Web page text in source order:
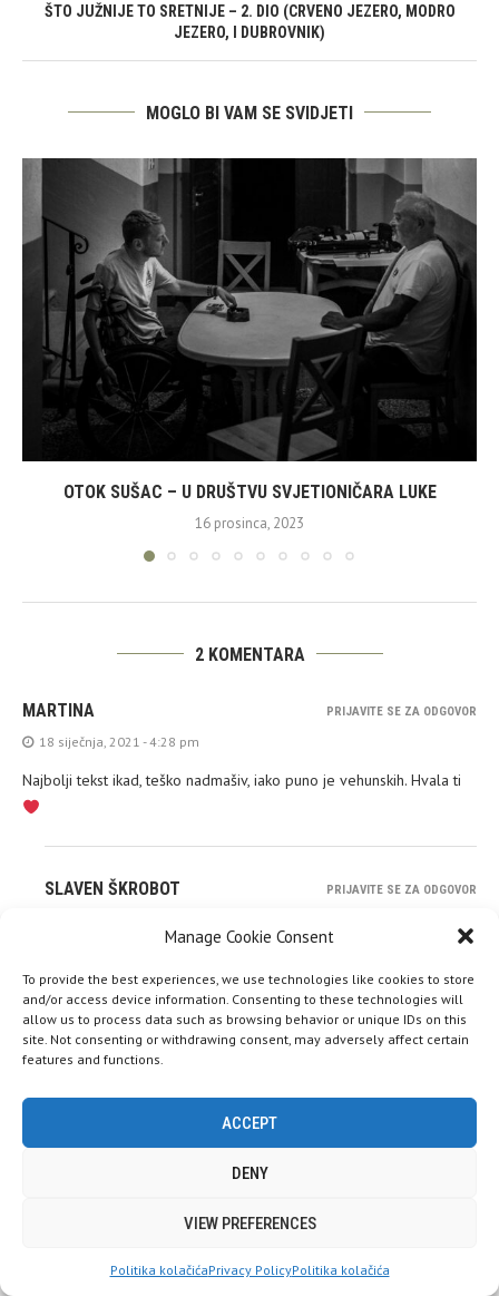
Manage Cookie Consent
To provide the best experiences, we use technologies like cookies to store
and/or access device information. Consenting to these technologies will
allow us to process data such as browsing behavior or unique IDs on this
site. Not consenting or withdrawing consent, may adversely affect certain
features and functions.
ACCEPT
DENY
VIEW PREFERENCES
Politika kolačićaPrivacy PolicyPolitika kolačića
ŠTO JUŽNIJE TO SRETNIJE – 2. DIO (CRVENO JEZERO, MODRO
JEZERO, I DUBROVNIK)
MOGLO BI VAM SE SVIDJETI
OTOK SUŠAC – U DRUŠTVU SVJETIONIČARA LUKE
16 prosinca, 2023
2 KOMENTARA
MARTINA
18 siječnja, 2021 - 4:28 pm
Najbolji tekst ikad, teško nadmašiv, iako puno je vehunskih. Hvala ti
PRIJAVITE SE ZA ODGOVOR
SLAVEN ŠKROBOT PRIJAVITE SE ZA ODGOVOR
Morate biti
Ove web stranice koriste kolačiće (cookies). Pretpostavljamo da ste
Pročitaj više